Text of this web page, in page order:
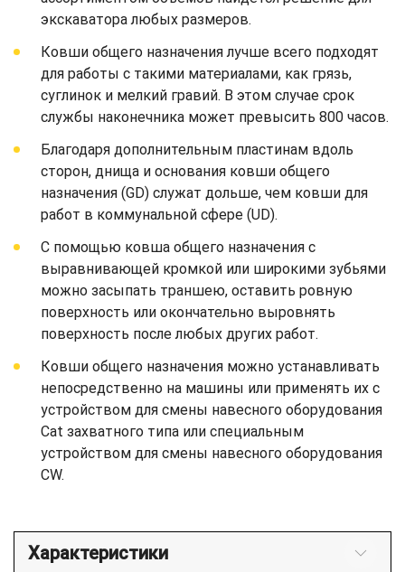
экскаватора любых размеров.
Ковши общего назначения лучше всего подходят
для работы с такими материалами, как грязь,
суглинок и мелкий гравий. В этом случае срок
службы наконечника может превысить 800 часов.
Благодаря дополнительным пластинам вдоль
сторон, днища и основания ковши общего
назначения (GD) служат дольше, чем ковши для
работ в коммунальной сфере (UD).
С помощью ковша общего назначения с
выравнивающей кромкой или широкими зубьями
можно засыпать траншею, оставить ровную
поверхность или окончательно выровнять
поверхность после любых других работ.
Ковши общего назначения можно устанавливать
непосредственно на машины или применять их с
устройством для смены навесного оборудования
Cat захватного типа или специальным
устройством для смены навесного оборудования
CW.
Характеристики